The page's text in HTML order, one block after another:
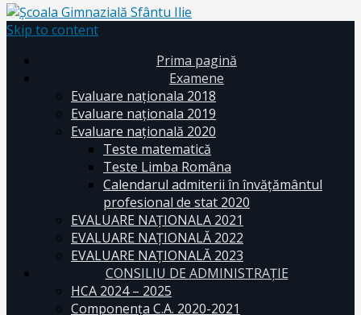
Skip to content
Prima pagină
Examene
Evaluare naționala 2018
Evaluare naționala 2019
Evaluare națională 2020
Teste matematică
Teste Limba Româna
Calendarul admiterii în învăţământul
profesional de stat 2020
EVALUARE NAȚIONALA 2021
EVALUARE NAŢIONALĂ 2022
EVALUARE NAŢIONALĂ 2023
CONSILIU DE ADMINISTRAȚIE
HCA 2024 – 2025
Componența C.A. 2020-2021